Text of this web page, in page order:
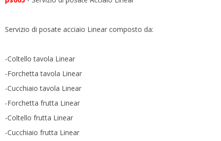
Servizio di posate acciaio Linear composto da:
-Coltello tavola Linear
-Forchetta tavola Linear
-Cucchiaio tavola Linear
-Forchetta frutta Linear
-Coltello frutta Linear
-Cucchiaio frutta Linear